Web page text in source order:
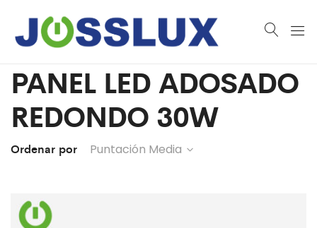
PANEL LED ADOSADO
REDONDO 30W
Ordenar por Puntación Media